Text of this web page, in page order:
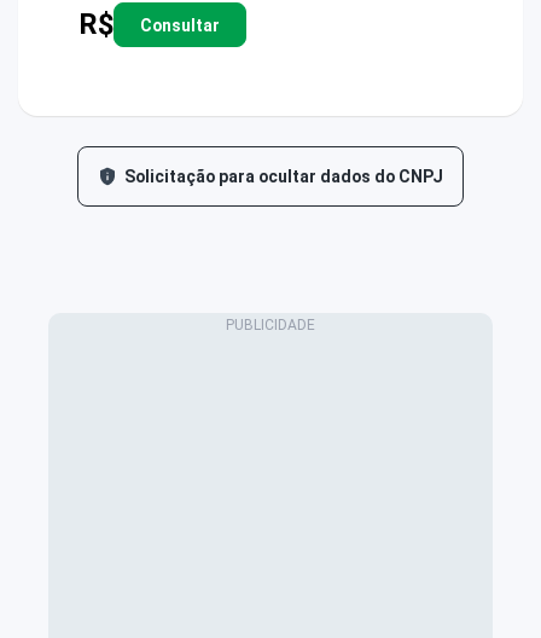
R$ Consultar
Solicitação para ocultar dados do CNPJ